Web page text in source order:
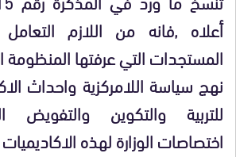
أعلاه ,فانه من اللازم
المستجدات التي عرفتها المنظومة
نهج سياسة اللامركزية واحداث
للتربية والتكوين والتفويض
اختصاصات الوزارة لهذه